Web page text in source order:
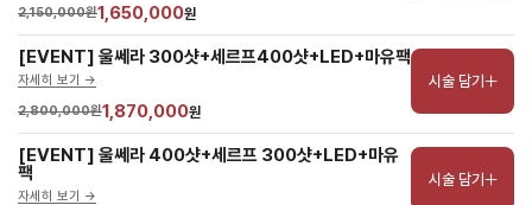
2,150,000원1,650,000원
[EVENT] 울쎄라 300샷+세르프400샷+LED+마유팩
자세히 보기 ->
2,800,000원1,870,000원
시술 담기
[EVENT] 울쎄라 400샷+세르프 300샷+LED+마유
팩
자세히 보기 ->
시술 담기